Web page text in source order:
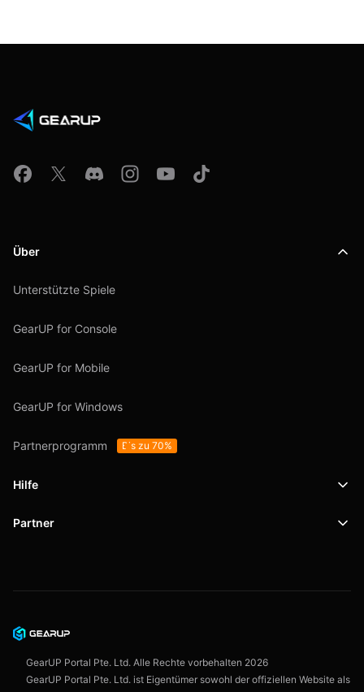
Über
Unterstützte Spiele
GearUP for Console
GearUP for Mobile
GearUP for Windows
Partnerprogramm Bis zu 70%
Hilfe
Support
Nutzungsbedingungen
Partner
GearUP Portal Pte. Ltd. Alle Rechte vorbehalten 2026
GearUP Portal Pte. Ltd. ist Eigentümer sowohl der offiziellen Website als